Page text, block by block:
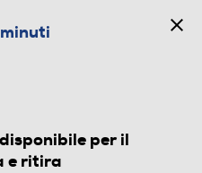
per il
e ritira